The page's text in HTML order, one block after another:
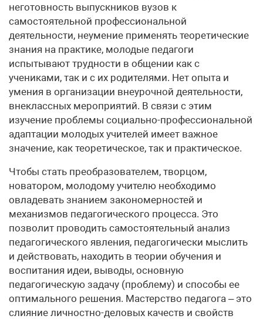
неготовность выпускников вузов к
самостоятельной профессиональной
деятельности, неумение применять теоретические
знания на практике, молодые педагоги
испытывают трудности в общении как с
учениками, так и с их родителями. Нет опыта и
умения в организации внеурочной деятельности,
внеклассных мероприятий. В связи с этим
изучение проблемы социально-профессиональной
адаптации молодых учителей имеет важное
значение, как теоретическое, так и практическое.
Чтобы стать преобразователем, творцом,
новатором, молодому учителю необходимо
овладевать знанием закономерностей и
механизмов педагогического процесса. Это
позволит проводить самостоятельный анализ
педагогического явления, педагогически мыслить
и действовать, находить в теории обучения и
воспитания идеи, выводы, основную
педагогическую задачу (проблему) и способы ее
оптимального решения. Мастерство педагога – это
слияние личностно-деловых качеств и свойств